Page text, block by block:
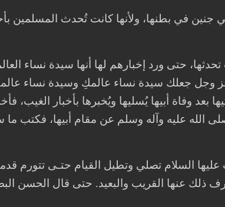
جنين في بطنها، ولأنها كانت تُحدث المسلمين
تحدثها، حتى ورد إخبارهم لها أنها سيدة نساء
بعد وفاة أبيها يُسليها ويُخبرها بأخبار الغيب،
صلى الله عليه وآله وسلم عن مقام أبيها،
عليها السلام تصلي وتطيل القيام حتـى تتورم
ذلك عنها القريب والبعيد. حتى قال الحسن